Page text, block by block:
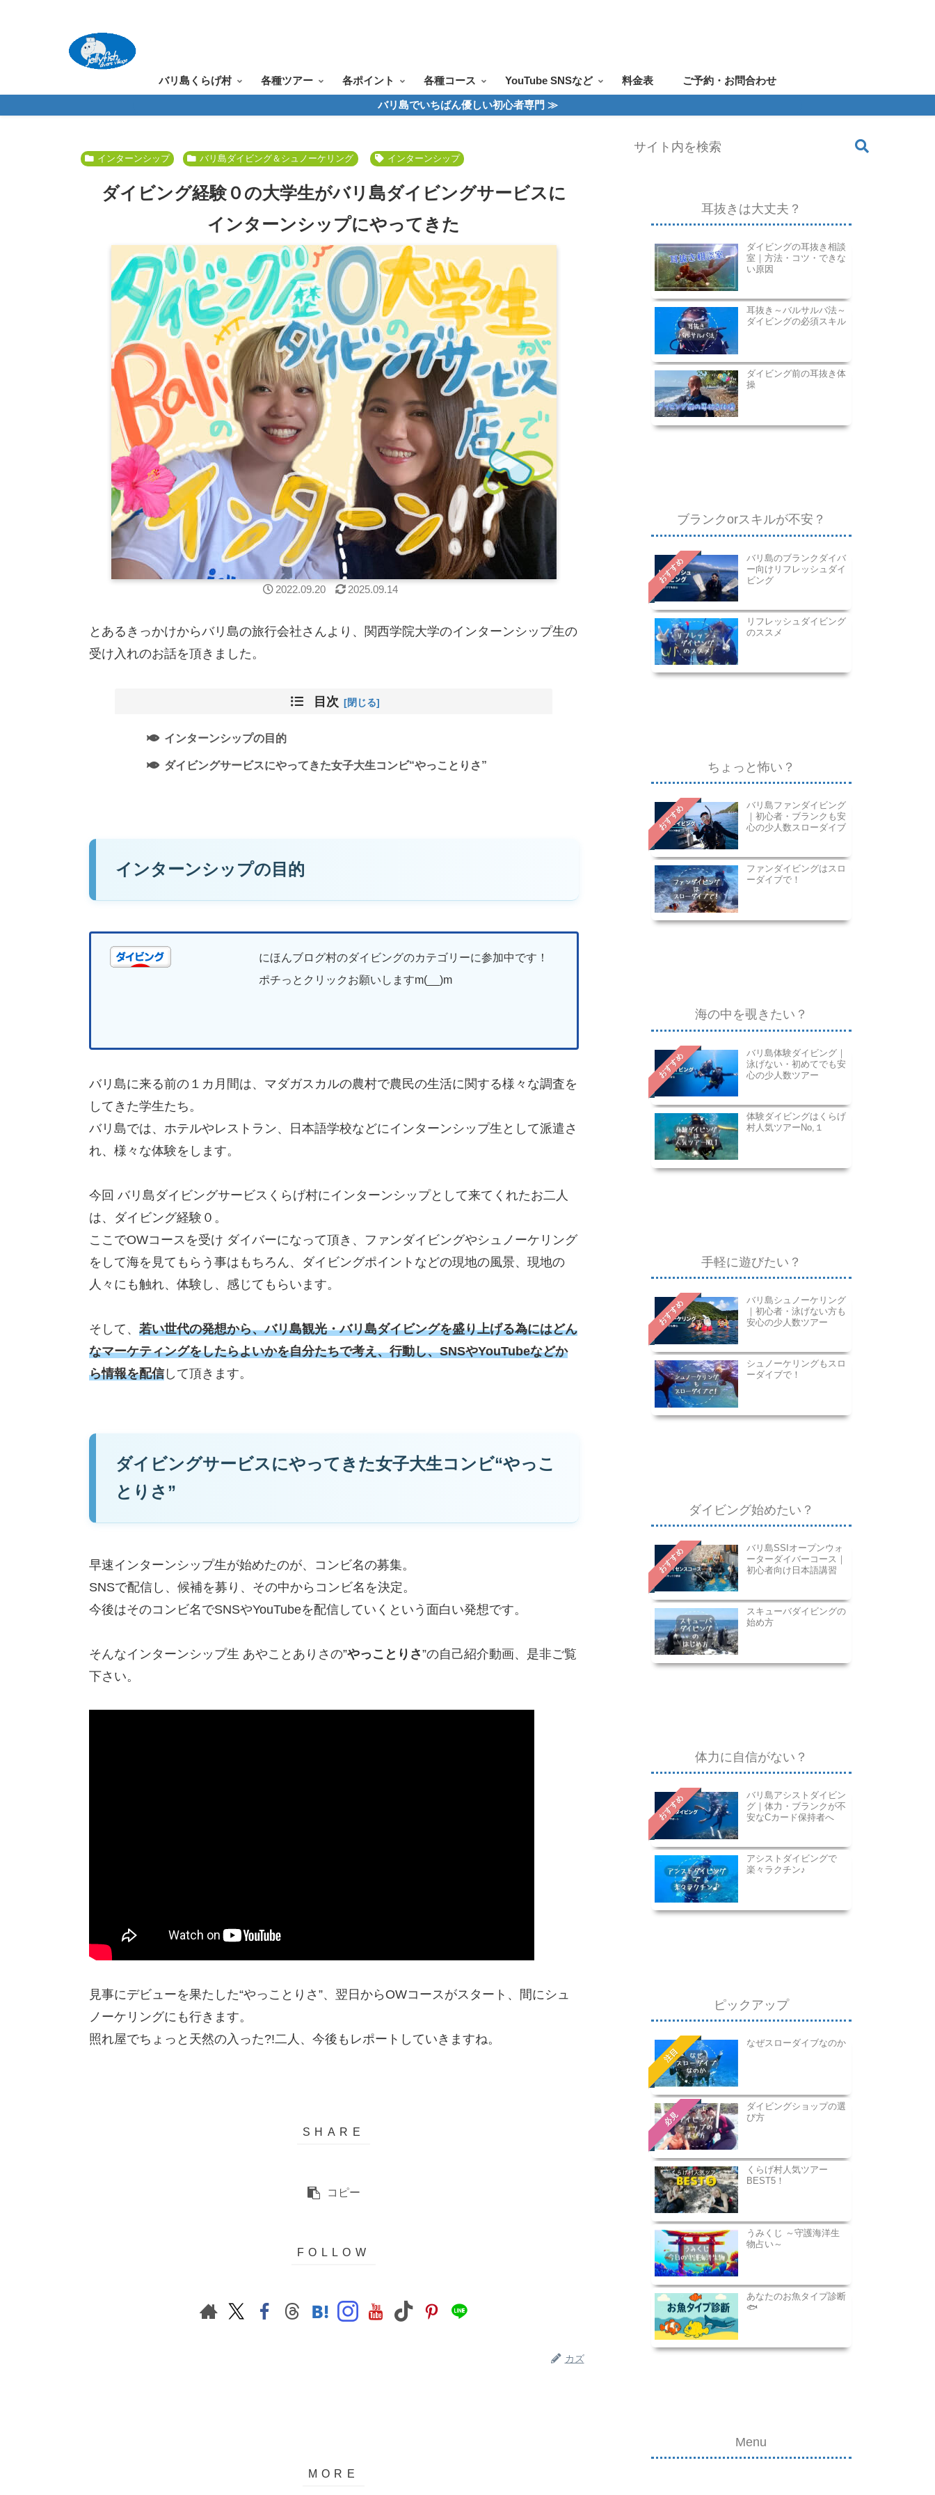
バリ島くらげ村 各種ツアー 各ポイント 各種コース YouTube SNSなど 料金表 ご予約・お問合わせ
バリ島でいちばん優しい初心者専門 ≫
インターンシップ バリ島ダイビング＆シュノーケリング インターンシップ
ダイビング経験０の大学生がバリ島ダイビングサービスに
インターンシップにやってきた
2022.09.20 2025.09.14
とあるきっかけからバリ島の旅行会社さんより、関西学院大学のインターンシップ生の
受け入れのお話を頂きました。
目次
インターンシップの目的
ダイビングサービスにやってきた女子大生コンビ“やっことりさ”
インターンシップの目的
にほんブログ村のダイビングのカテゴリーに参加中です！
ポチっとクリックお願いしますm(__)m
バリ島に来る前の１カ月間は、マダガスカルの農村で農民の生活に関する様々な調査を
してきた学生たち。
バリ島では、ホテルやレストラン、日本語学校などにインターンシップ生として派遣さ
れ、様々な体験をします。
今回 バリ島ダイビングサービスくらげ村にインターンシップとして来てくれたお二人
は、ダイビング経験０。
ここでOWコースを受け ダイバーになって頂き、ファンダイビングやシュノーケリング
をして海を見てもらう事はもちろん、ダイビングポイントなどの現地の風景、現地の
人々にも触れ、体験し、感じてもらいます。
そして、 若い世代の発想から、バリ島観光・バリ島ダイビングを盛り上げる為にはどん
なマーケティングをしたらよいかを自分たちで考え、行動し、SNSやYouTubeなどか
ら情報を配信して頂きます。
ダイビングサービスにやってきた女子大生コンビ“やっこ
とりさ”
早速インターンシップ生が始めたのが、コンビ名の募集。
SNSで配信し、候補を募り、その中からコンビ名を決定。
今後はそのコンビ名でSNSやYouTubeを配信していくという面白い発想です。
そんなインターンシップ生 あやことありさの”やっことりさ”の自己紹介動画、是非ご覧
下さい。
見事にデビューを果たした“やっことりさ”、翌日からOWコースがスタート、間にシュ
ノーケリングにも行きます。
照れ屋でちょっと天然の入った?!二人、今後もレポートしていきますね。
コピー
カズ
耳抜きは大丈夫？
ダイビングの耳抜き相談
室｜方法・コツ・できな
い原因
耳抜き～バルサルバ法～
ダイビングの必須スキル
ダイビング前の耳抜き体
操
ブランクorスキルが不安？
おすすめ
バリ島のブランクダイバ
ー向けリフレッシュダイ
ビング
リフレッシュダイビング
のススメ
ちょっと怖い？
おすすめ
バリ島ファンダイビング
｜初心者・ブランクも安
心の少人数スローダイブ
ファンダイビングはスロ
ーダイブで！
海の中を覗きたい？
おすすめ
バリ島体験ダイビング｜
泳げない・初めてでも安
心の少人数ツアー
体験ダイビングはくらげ
村人気ツアーNo,１
手軽に遊びたい？
おすすめ
バリ島シュノーケリング
｜初心者・泳げない方も
安心の少人数ツアー
シュノーケリングもスロ
ーダイブで！
ダイビング始めたい？
おすすめ
バリ島SSIオープンウォ
ーターダイバーコース｜
初心者向け日本語講習
スキューバダイビングの
始め方
体力に自信がない？
おすすめ
バリ島アシストダイビン
グ｜体力・ブランクが不
安なCカード保持者へ
アシストダイビングで
楽々ラクチン♪
ピックアップ
注目
なぜスローダイブなのか
必見
ダイビングショップの選
び方
くらげ村人気ツアー
BEST5！
うみくじ ～守護海洋生
物占い～
あなたのお魚タイプ診断
🐟
Menu